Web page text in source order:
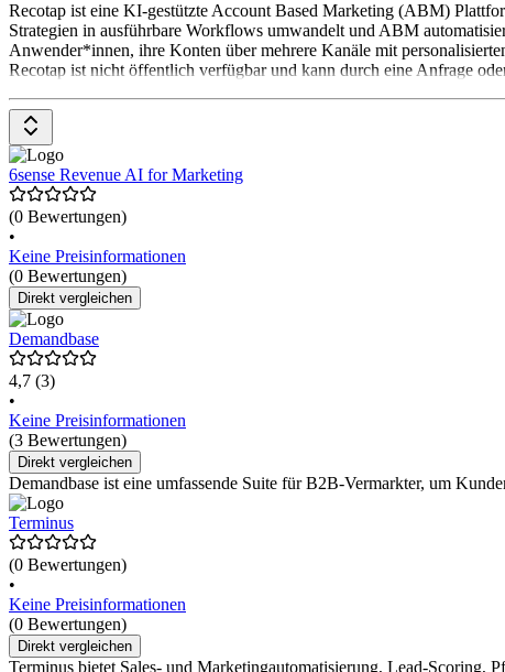
Recotap ist eine KI-gestützte Account Based Marketing (ABM)
Strategien in ausführbare Workflows umwandelt und ABM
Anwender*innen, ihre Konten über mehrere Kanäle mit
Recotap ist nicht öffentlich verfügbar und kann durch eine Anfrage
6sense Revenue AI for Marketing
(0 Bewertungen)
•
Keine Preisinformationen
(0 Bewertungen)
Direkt vergleichen
Demandbase
4,7 (3)
•
Keine Preisinformationen
(3 Bewertungen)
Direkt vergleichen
Demandbase ist eine umfassende Suite für B2B-Vermarkter, um
Terminus
(0 Bewertungen)
•
Keine Preisinformationen
(0 Bewertungen)
Direkt vergleichen
Terminus bietet Sales- und Marketingautomatisierung, Lead-